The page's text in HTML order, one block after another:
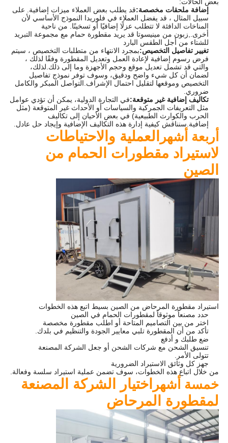
بعض الحالات:
إضافة ملحقات مخصصة:قد يطلب بعض العملاء ميزات إضافية. على
سبيل المثال ، قد يفضل العملاء في فلوريدا النموذج الأساسي لأن
المناخات الدافئة لا تتطلب عزلًا إضافيًا أو تسخينًا. من ناحية
أخرى.,زبون من مينيسوتا قد يريد مقطورة حمام مع مجموعة التبريد
للشتاء من أجل الطقس البارد
تغيير تفاصيل التخصيص:بمجرد الانتهاء من متطلبات التخصيص ، سيتم
فرض رسوم إضافية لإعادة العمل وتعديل المقطورة وفقًا لذلك ،
والتي قد تشمل تعديل موقع وحجم الأجهزة وما إلى ذلك.لذلك،
لضمان أن كل شيء واضح ودقيق، وسوف توفر نموذج تفاصيل
التخصيص وموقعها لتقليل احتمال الإشراف.التواصل المبكر والكامل
ضروري.
تكاليف إضافية غير متوقعة:في التجارة الدولية، يمكن أن تؤدي عوامل
مثل التعريفات الجمركية والسياسات أو الأحداث غير المتوقعة (مثل
الحرب والكوارث الطبيعية) في بعض الأحيان إلى تكاليف
إضافية.سنناقش كيفية إدارة هذه التكاليف الإضافية وإيجاد حل عادل.
أربعة أشهر العملية والاحتياطات
لاستيراد مقطورات الحمام من
الصين
استيراد مقطورة المرحاض من الصين بسيط اتبع هذه الخطوات
حدد مصنعاً موثوقاً لمقطورات الحمام في الصين
اختر من بين التصاميم المتاحة أو اطلب مقطورة مخصصة
تأكد من أن المقطورة تلبي معايير الجودة والتنظيم في بلدك.
ضع طلبك و أدفع
تنسيق الشحن مع شركات الشحن أو جعل الشركة المصنعة
تتولى الأمر.
جهز كل وثائق الاستيراد الضرورية
من خلال اتباع هذه الخطوات، سوف تضمن عملية استيراد سلسة وفعالة.
خمسة أشهر اختيار الشركة المصنعة
لمقطورة المرحاض